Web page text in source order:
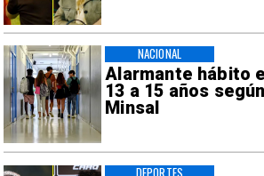
Alarmante hábito
13 a 15 años
Minsal
NACIONAL